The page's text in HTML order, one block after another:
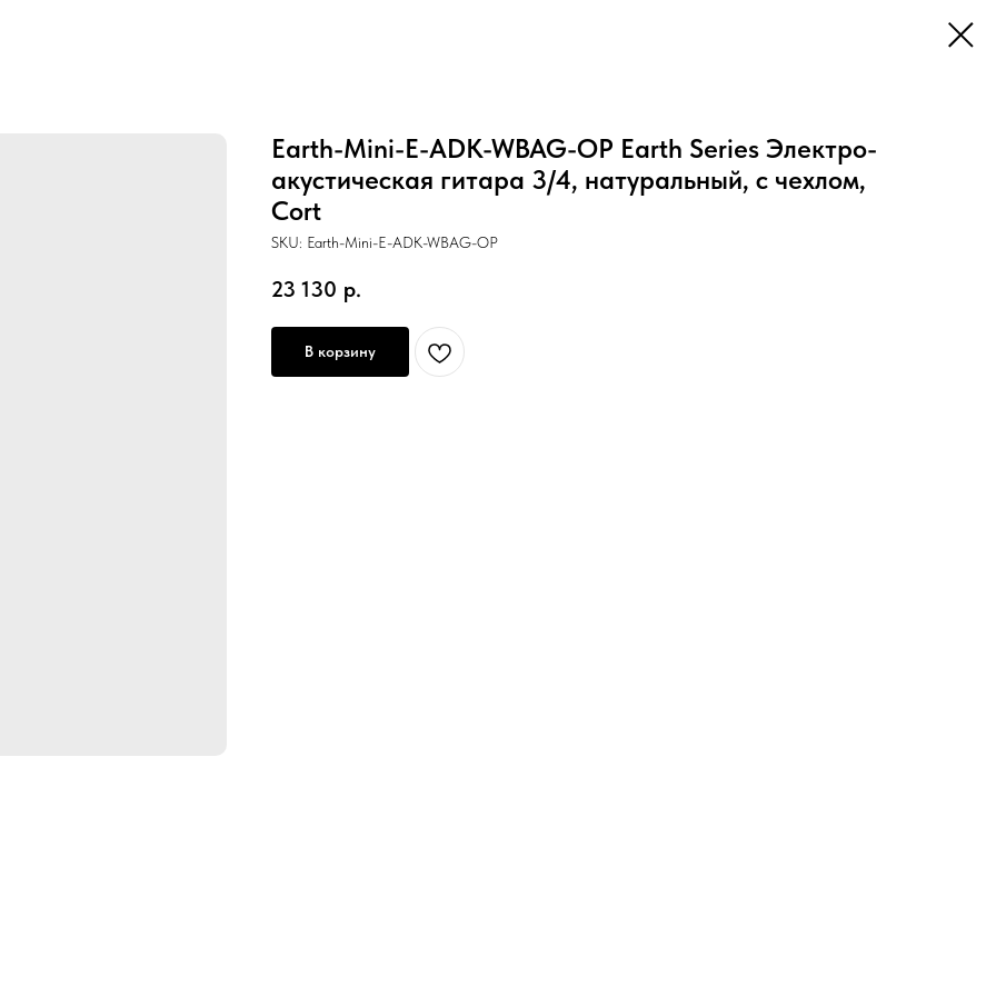
Earth-Mini-E-ADK-WBAG-OP Earth Series Электро-
акустическая гитара 3/4, натуральный, с чехлом,
Cort
SKU: Earth-Mini-E-ADK-WBAG-OP
23 130 р.
В корзину